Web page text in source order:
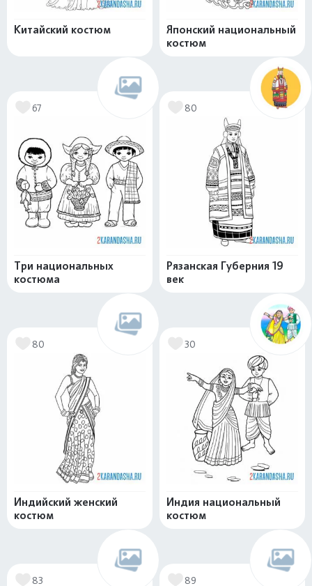
Китайский костюм
Японский национальный
костюм
67
Три национальных
костюма
80
Рязанская Губерния 19
век
80
Индийский женский
костюм
30
Индия национальный
костюм
83 89